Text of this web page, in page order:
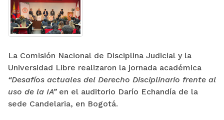
La Comisión Nacional de Disciplina Judicial y la
Universidad Libre realizaron la jornada académica
“Desafíos actuales del Derecho Disciplinario frente al
uso de la IA”en el auditorio Darío Echandía de la
sede Candelaria, en Bogotá.